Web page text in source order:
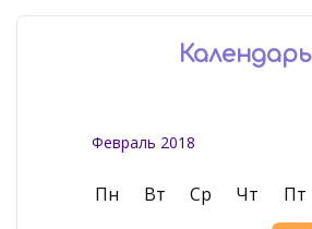
Календарь
Февраль 2018
Пн Вт Ср Чт Пт